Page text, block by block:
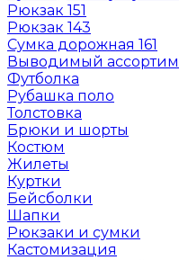
Рюкзак 151
Рюкзак 143
Сумка дорожная 161
Выводимый
Футболка
Рубашка поло
Толстовка
Брюки и шорты
Костюм
Жилеты
Куртки
Бейсболки
Шапки
Рюкзаки и сумки
Кастомизация